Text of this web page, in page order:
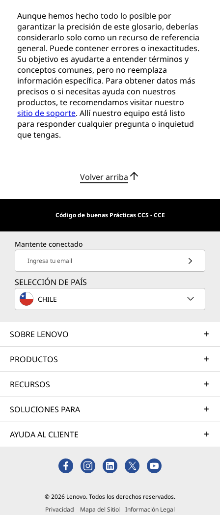
Aunque hemos hecho todo lo posible por
garantizar la precisión de este glosario, deberías
considerarlo solo como un recurso de referencia
general. Puede contener errores o inexactitudes.
Su objetivo es ayudarte a entender términos y
conceptos comunes, pero no reemplaza
información específica. Para obtener datos más
precisos o si necesitas ayuda con nuestros
productos, te recomendamos visitar nuestro
sitio de soporte. Allí nuestro equipo está listo
para responder cualquier pregunta o inquietud
que tengas.
Volver arriba
Código de buenas Prácticas CCS - CCE
Mantente conectado
Ingresa tu email
SELECCIÓN DE PAÍS
CHILE
SOBRE LENOVO
PRODUCTOS
RECURSOS
SOLUCIONES PARA
AYUDA AL CLIENTE
© 2026 Lenovo. Todos los derechos reservados.
Privacidad
Mapa del Sitio Información Legal